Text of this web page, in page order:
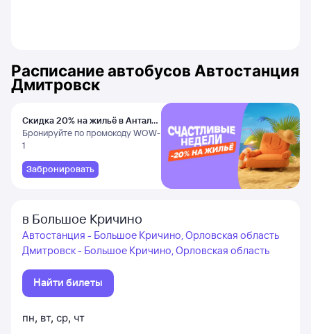
Расписание автобусов Автостанция
Дмитровск
Скидка 20% на жильё в Анталье
и Даламане
Бронируйте по промокоду WOW-
1
Забронировать
в Большое Кричино
Автостанция - Большое Кричино, Орловская область
Дмитровск - Большое Кричино, Орловская область
Найти билеты
пн, вт, ср, чт